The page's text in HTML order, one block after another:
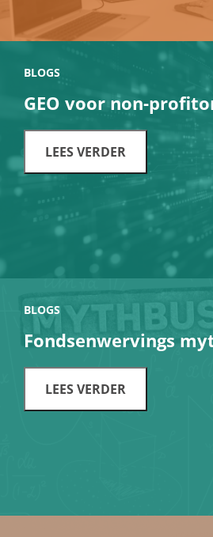
BLOGS
GEO voor non-
LEES VERDER
BLOGS
Fondsenwervings
LEES VERDER